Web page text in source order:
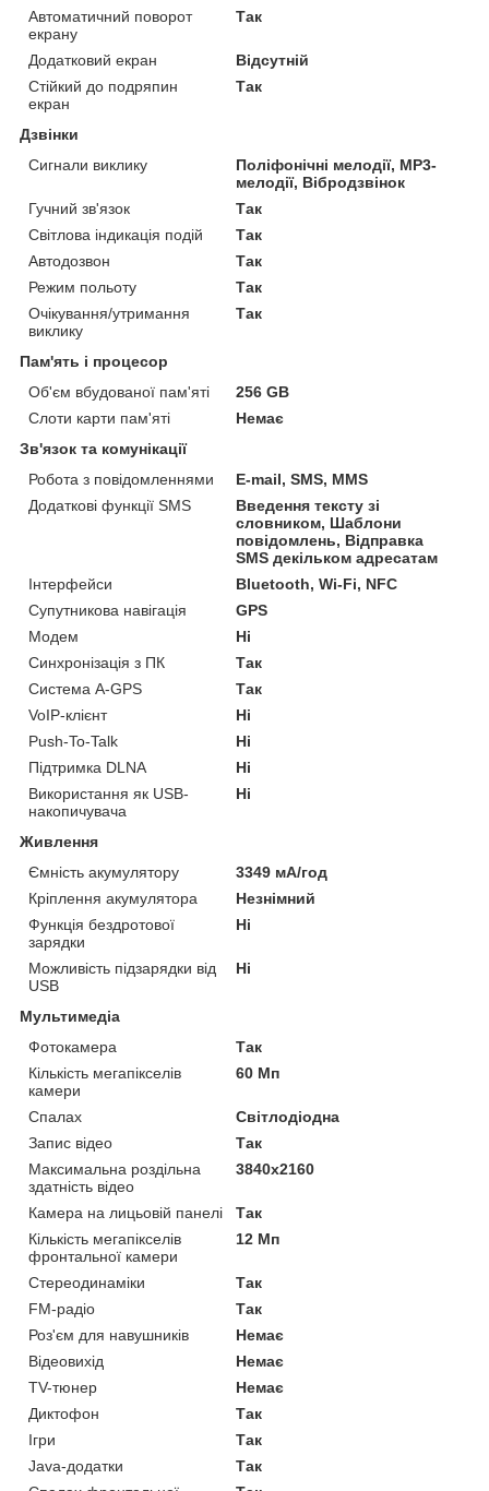
Автоматичний поворот
екрану
Так
Додатковий екран
Відсутній
Стійкий до подряпин
екран
Так
Дзвінки
Сигнали виклику
Поліфонічні мелодії, MP3-
мелодії, Вібродзвінок
Гучний зв'язок
Так
Світлова індикація подій
Так
Автодозвон
Так
Режим польоту
Так
Очікування/утримання
виклику
Так
Пам'ять і процесор
Об'єм вбудованої пам'яті
256 GB
Слоти карти пам'яті
Немає
Зв'язок та комунікації
Робота з повідомленнями
E-mail, SMS, MMS
Додаткові функції SMS
Введення тексту зі
словником, Шаблони
повідомлень, Відправка
SMS декільком адресатам
Інтерфейси
Bluetooth, Wi-Fi, NFC
Супутникова навігація
GPS
Модем
Ні
Синхронізація з ПК
Так
Система A-GPS
Так
VoIP-клієнт
Ні
Push-To-Talk
Ні
Підтримка DLNA
Ні
Використання як USB-
накопичувача
Ні
Живлення
Ємність акумулятору
3349 мА/год
Кріплення акумулятора
Незнімний
Функція бездротової
зарядки
Ні
Можливість підзарядки від
USB
Ні
Мультимедіа
Фотокамера
Так
Кількість мегапікселів
камери
60 Мп
Спалах
Світлодіодна
Запис відео
Так
Максимальна роздільна
здатність відео
3840x2160
Камера на лицьовій панелі
Так
Кількість мегапікселів
фронтальної камери
12 Мп
Стереодинаміки
Так
FM-радіо
Так
Роз'єм для навушників
Немає
Відеовихід
Немає
TV-тюнер
Немає
Диктофон
Так
Ігри
Так
Java-додатки
Так